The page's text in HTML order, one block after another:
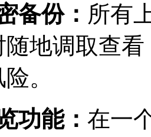
备份： 所有
地调取查
。
功能： 在一